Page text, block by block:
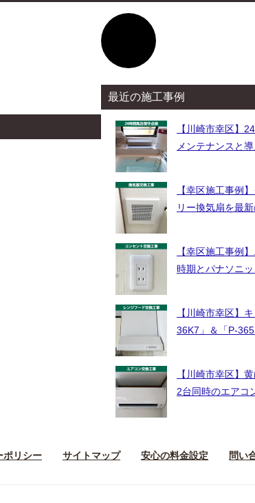
イ
コ
ン
リ
最近の施工事例
【川崎市幸区】
メンテナンスと
【幸区施工事例
リー換気扇を最
【幸区施工事例
時期とパナソニ
【川崎市幸区】
36K7」＆「P-
【川崎市幸区】
2台同時のエアコ
ポリシー サイトマップ 安心の料金設定 問い